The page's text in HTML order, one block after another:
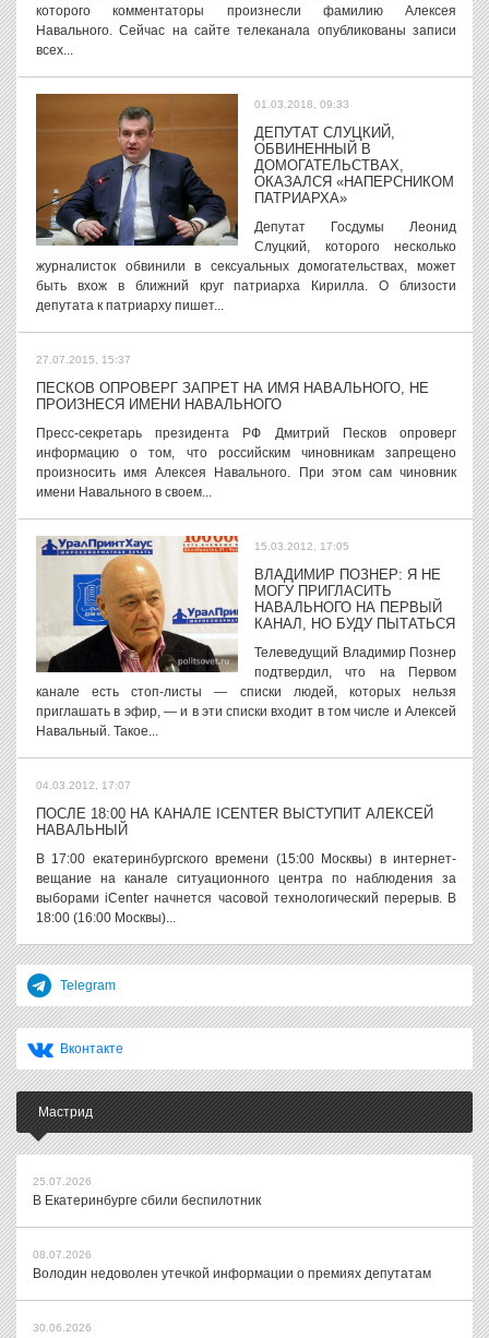
которого комментаторы произнесли фамилию Алексея
Навального. Сейчас на сайте телеканала опубликованы записи
всех...
01.03.2018, 09:33
ДЕПУТАТ СЛУЦКИЙ,
ОБВИНЕННЫЙ В
ДОМОГАТЕЛЬСТВАХ,
ОКАЗАЛСЯ «НАПЕРСНИКОМ
ПАТРИАРХА»
Депутат Госдумы Леонид
Слуцкий, которого несколько
журналисток обвинили в сексуальных домогательствах, может
быть вхож в ближний круг патриарха Кирилла. О близости
депутата к патриарху пишет...
27.07.2015, 15:37
ПЕСКОВ ОПРОВЕРГ ЗАПРЕТ НА ИМЯ НАВАЛЬНОГО, НЕ
ПРОИЗНЕСЯ ИМЕНИ НАВАЛЬНОГО
Пресс-секретарь президента РФ Дмитрий Песков опроверг
информацию о том, что российским чиновникам запрещено
произносить имя Алексея Навального. При этом сам чиновник
имени Навального в своем...
15.03.2012, 17:05
ВЛАДИМИР ПОЗНЕР: Я НЕ
МОГУ ПРИГЛАСИТЬ
НАВАЛЬНОГО НА ПЕРВЫЙ
КАНАЛ, НО БУДУ ПЫТАТЬСЯ
Телеведущий Владимир Познер
подтвердил, что на Первом
канале есть стоп-листы — списки людей, которых нельзя
приглашать в эфир, — и в эти списки входит в том числе и Алексей
Навальный. Такое...
04.03.2012, 17:07
ПОСЛЕ 18:00 НА КАНАЛЕ ICENTER ВЫСТУПИТ АЛЕКСЕЙ
НАВАЛЬНЫЙ
В 17:00 екатеринбургского времени (15:00 Москвы) в интернет-
вещание на канале ситуационного центра по наблюдения за
выборами iCenter начнется часовой технологический перерыв. В
18:00 (16:00 Москвы)...
Telegram
Вконтакте
Мастрид
25.07.2026
В Екатеринбурге сбили беспилотник
08.07.2026
Володин недоволен утечкой информации о премиях депутатам
30.06.2026